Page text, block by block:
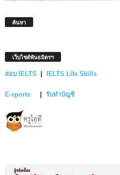
ค้นหา
เว็บไซต์พันธมิตรฯ
สอบ IELTS | IELTS Life Skills
E-sports | รับทำบัญชี